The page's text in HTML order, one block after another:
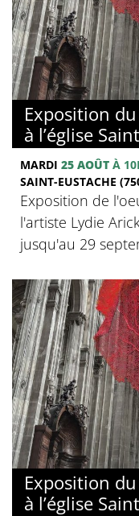
Exposition
à l’église
MARDI 25 AOÛT À
SAINT-EUSTACHE
Exposition de
l'artiste Lydie
jusqu'au 29
Exposition
à l’église